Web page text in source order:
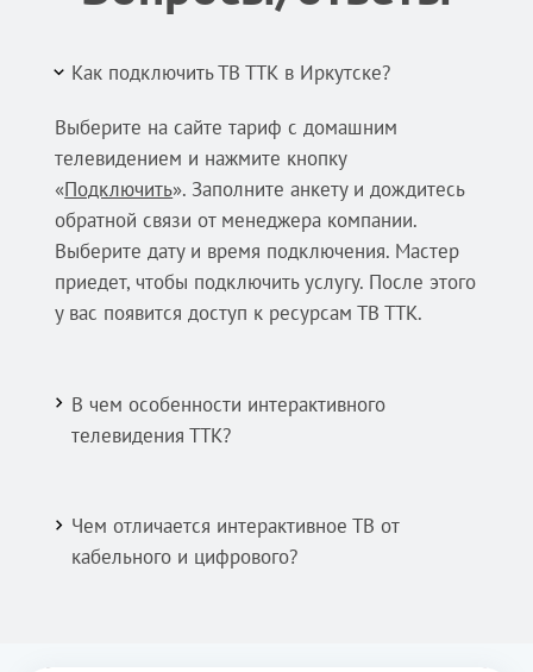
Как подключить ТВ ТТК в Иркутске?
Выберите на сайте тариф с домашним
телевидением и нажмите кнопку
«Подключить». Заполните анкету и дождитесь
обратной связи от менеджера компании.
Выберите дату и время подключения. Мастер
приедет, чтобы подключить услугу. После этого
у вас появится доступ к ресурсам ТВ ТТК.
В чем особенности интерактивного
телевидения ТТК?
Чем отличается интерактивное ТВ от
кабельного и цифрового?